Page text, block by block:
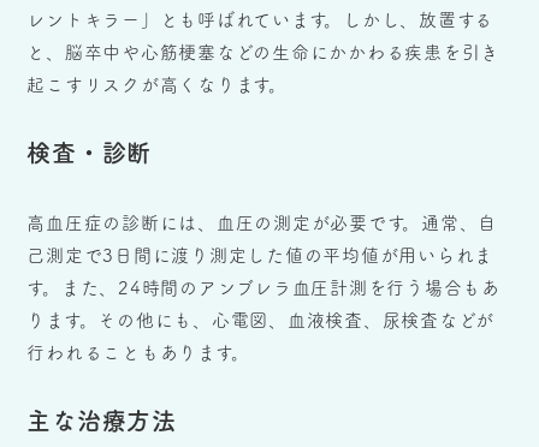
レントキラー」とも呼ばれています。しかし、放置する
と、脳卒中や心筋梗塞などの生命にかかわる疾患を引き
起こすリスクが高くなります。
検査・診断
高血圧症の診断には、血圧の測定が必要です。通常、自
己測定で3日間に渡り測定した値の平均値が用いられま
す。また、24時間のアンブレラ血圧計測を行う場合もあ
ります。その他にも、心電図、血液検査、尿検査などが
行われることもあります。
主な治療方法